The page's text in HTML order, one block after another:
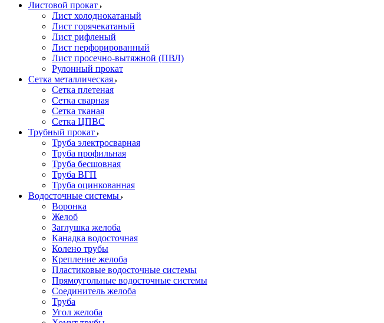
Листовой прокат
Лист холоднокатаный
Лист горячекатаный
Лист рифленый
Лист перфорированный
Лист просечно-вытяжной (ПВЛ)
Рулонный прокат
Сетка металлическая
Сетка плетеная
Сетка сварная
Сетка тканая
Сетка ЦПВС
Трубный прокат
Труба электросварная
Труба профильная
Труба бесшовная
Труба ВГП
Труба оцинкованная
Водосточные системы
Воронка
Желоб
Заглушка желоба
Канадка водосточная
Колено трубы
Крепление желоба
Пластиковые водосточные системы
Прямоугольные водосточные системы
Соединитель желоба
Труба
Угол желоба